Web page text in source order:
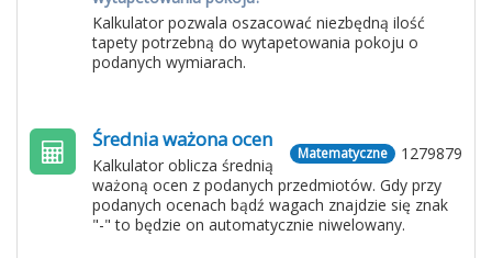
Kalkulator pozwala oszacować niezbędną ilość
tapety potrzebną do wytapetowania pokoju o
podanych wymiarach.
1279879
Matematyczne
Średnia ważona ocen
Kalkulator oblicza średnią
ważoną ocen z podanych przedmiotów. Gdy przy
podanych ocenach bądź wagach znajdzie się znak
"-" to będzie on automatycznie niwelowany.